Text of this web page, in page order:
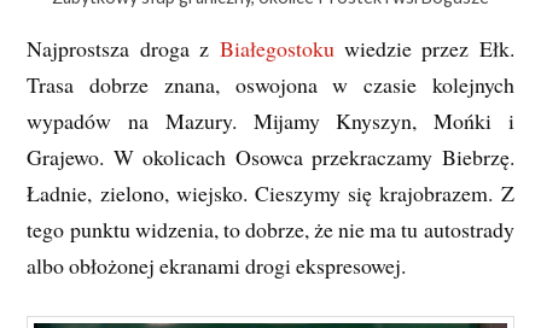
Najprostsza droga z Białegostokuwiedzie przez Ełk.
Trasa dobrze znana, oswojona w czasie kolejnych
wypadów na Mazury. Mijamy Knyszyn, Mońki i
Grajewo. W okolicach Osowca przekraczamy Biebrzę.
Ładnie, zielono, wiejsko. Cieszymy się krajobrazem. Z
tego punktu widzenia, to dobrze, że nie ma tu autostrady
albo obłożonej ekranami drogi ekspresowej.